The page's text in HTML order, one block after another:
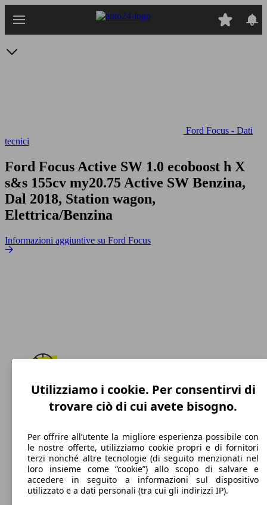
Ford Focus - Dati
tecnici
Ford Focus Active SW 1.0 ecoboost h X
s&s 155cv my20.75 Active SW Benzina,
Dal 2018, Station wagon,
Elettrica/Benzina
Informazioni aggiuntive su Ford Focus
209 km/h
Velocità massima
Elettrica/Benzina
Carburante
Utilizziamo i cookie. Per consentirvi di
trovare ciò di cui avete bisogno.
Per offrire all’utente la migliore esperienza possibile con
le nostre offerte, utilizziamo cookie propri e di fornitori
terzi nonché altre tecnologie (di seguito menzionati nel
loro insieme come “cookie”) allo scopo di salvare e
accedere in seguito a informazioni sul dispositivo
utilizzato e a dati personali (tra cui gli indirizzi IP).